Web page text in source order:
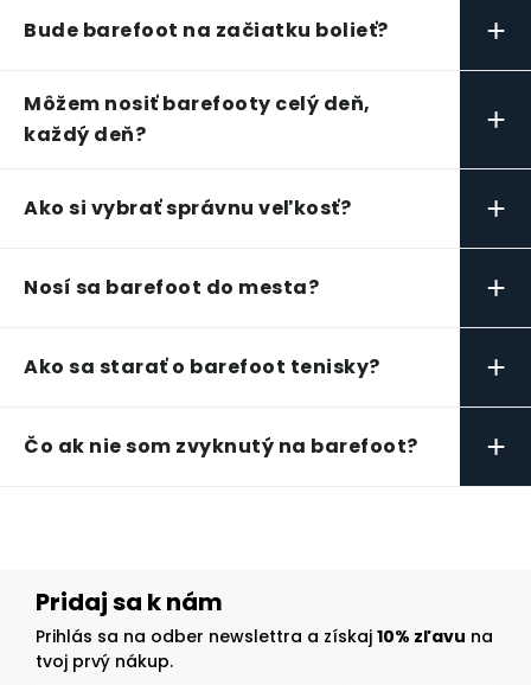
Bude barefoot na začiatku bolieť? +
Môžem nosiť barefooty celý deň,
každý deň?
+
Ako si vybrať správnu veľkosť? +
Nosí sa barefoot do mesta? +
Ako sa starať o barefoot tenisky? +
Čo ak nie som zvyknutý na barefoot? +
Pridaj sa k nám
Prihlás sa na odber newslettra a získaj 10% zľavu na
tvoj prvý nákup.